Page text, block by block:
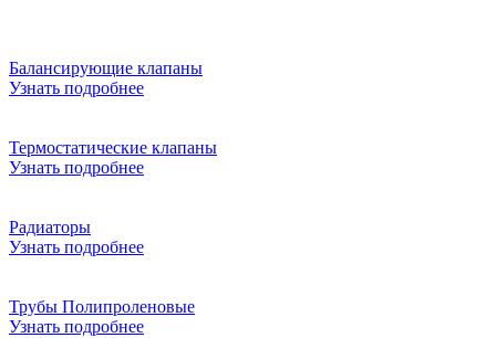
Балансирующие клапаны
Узнать подробнее
Термостатические клапаны
Узнать подробнее
Радиаторы
Узнать подробнее
Трубы Полипроленовые
Узнать подробнее